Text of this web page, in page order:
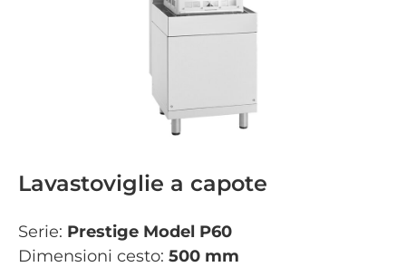
Lavastoviglie a capote
Serie: Prestige Model P60
Dimensioni cesto: 500 mm